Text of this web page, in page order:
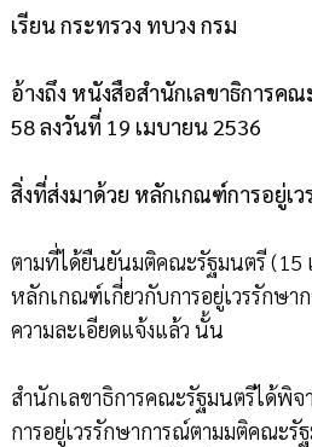
เรียน กระทรวง ทบวง กรม
อ้างถึง หนังสือสำนักเลขาธิการค
58 ลงวันที่ 19 เมบายน 2536
สิ่งที่ส่งมาด้วย หลักเกณฑ์การอยู่เ
ตามที่ได้ยืนยันมติคณะรัฐมนตรี (15
หลักเกณฑ์เกี่ยวกับการอยู่เวรรักษ
ความละเอียดแจ้งแล้ว นั้น
สำนักเลขาธิการคณะรัฐมนตรีได้พิ
การอยู่เวรรักษาการณ์ตามมติคณะรั